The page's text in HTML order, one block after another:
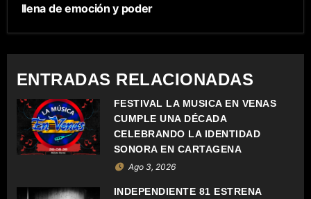
E
G
A
C
I
Ó
N
llena de emoción y poder
ENTRADAS RELACIONADAS
FESTIVAL LA MÚSICA EN VENAS
CUMPLE UNA DÉCADA
CELEBRANDO LA IDENTIDAD
SONORA EN CARTAGENA
Ago 3, 2026
INDEPENDIENTE 81 ESTRENA